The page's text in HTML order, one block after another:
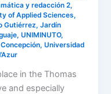
y redacción 2,
of Applied Sciences,
Gutiérrez,Jardín
,UNIMINUTO,
,Universidad
in the Thomas
and especially